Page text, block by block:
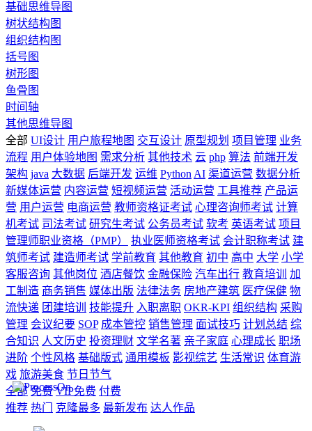
基础思维导图
树状结构图
组织结构图
括号图
树形图
鱼骨图
时间轴
其他思维导图
全部 UI设计 用户旅程地图 交互设计 原型规划 项目管理 业务
流程 用户体验地图 需求分析 其他技术 云 php 算法 前端开发
架构 java 大数据 后端开发 运维 Python AI 渠道运营 数据分析
新媒体运营 内容运营 短视频运营 活动运营 工具推荐 产品运
营 用户运营 电商运营 教师资格证考试 心理咨询师考试 计算
机考试 司法考试 研究生考试 公务员考试 软考 英语考试 项目
管理师职业资格（PMP）
执业医师资格考试 会计职称考试 建
筑师考试 建造师考试 学前教育 其他教育 初中 高中 大学 小学
客服咨询 其他岗位 酒店餐饮 金融保险 汽车出行 教育培训
加
工制造 商务销售 媒体出版 法律法务 房地产建筑 医疗保健 物
流快递 团建培训 技能提升 入职离职 OKR-KPI 组织结构 采购
管理 会议纪要 SOP 成本管控 销售管理 面试技巧 计划总结 综
合知识 人文历史 投资理财 文学名著 亲子家庭 心理成长 职场
进阶 个性风格 基础版式 通用模板 影视综艺 生活常识 体育游
戏 旅游美食 节日节气
全部 免费 VIP免费 付费
推荐 热门 克隆最多 最新发布 达人作品